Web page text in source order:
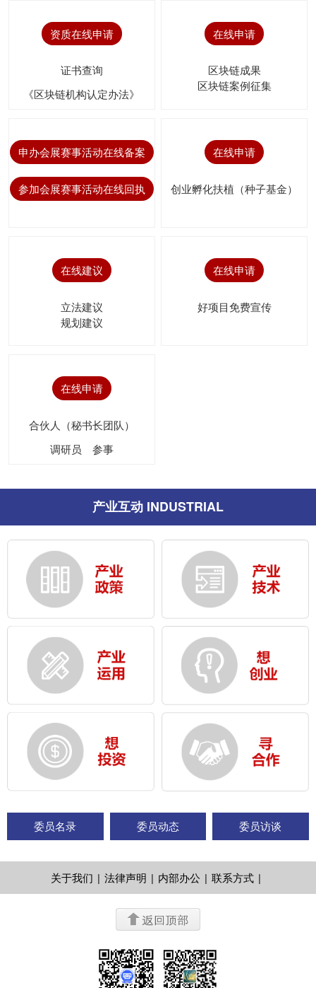
资质在线申请
证书查询
《区块链机构认定办法》
在线申请
区块链成果
区块链案例征集
申办会展赛事活动在线备案
参加会展赛事活动在线回执
在线申请
创业孵化扶植（种子基金）
在线建议
立法建议
规划建议
在线申请
好项目免费宣传
在线申请
合伙人（秘书长团队）
调研员
参事
产业互动 INDUSTRIAL
委员名录 委员动态 委员访谈
关于我们 | 法律声明 | 内部办公 | 联系方式 |